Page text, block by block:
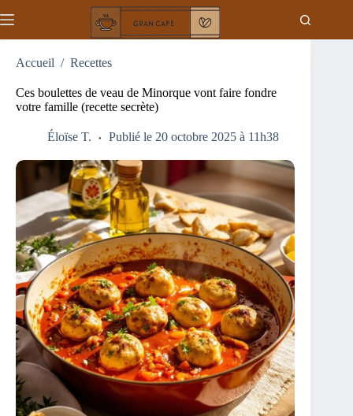
au
Accueil / Recettes
Ces boulettes de veau de Minorque vont faire fondre
votre famille (recette secrète)
Éloïse T. Publié le 20 octobre 2025 à 11h38